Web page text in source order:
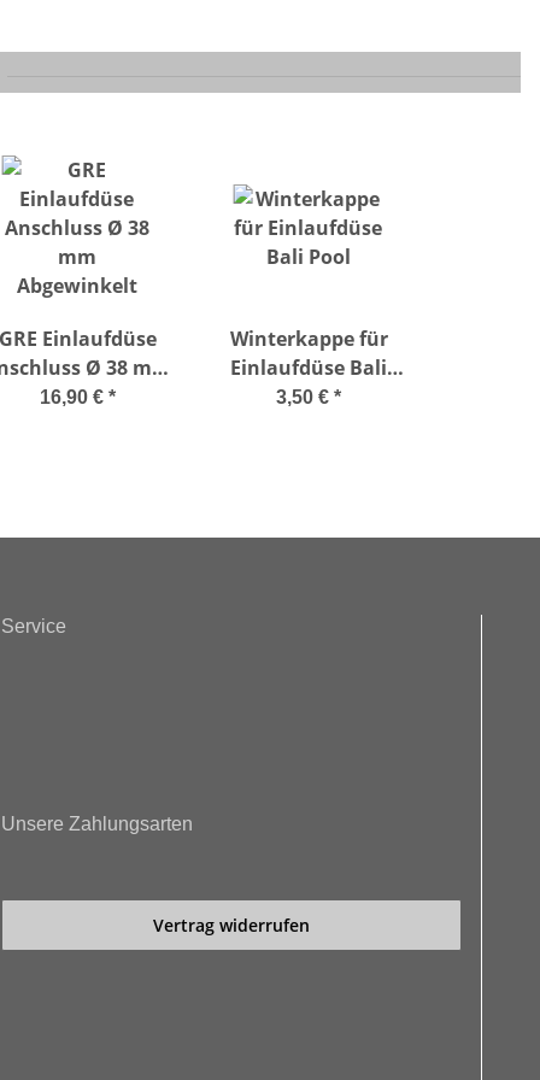
Einlaufdüse
Ø 38 mm
Abgewinkelt
16,90 € *
Winterkappe für
Einlaufdüse Bali
Pool
3,50 € *
Service
Unsere Zahlungsarten
Vertrag widerrufen